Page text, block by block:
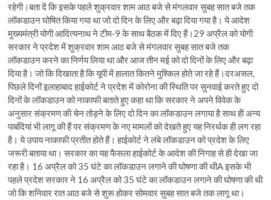
रहेगी।बता दें कि इसके पहले शुक्रवार शाम आठ बजे से मंगलवार सुबह सात बजे तक
लॉकडाउन घोषित किया गया था जो दो दिन के लिए और बढ़ा दिया गया है। ये आदेश
मुख्यमंत्री योगी आदित्यनाथ ने टीम-9 के साथ बैठक में दिए हैं।29 अप्रैल को योगी
सरकार ने प्रदेश में शुक्रवार शाम आठ बजे से मंगलवार सुबह सात बजे तक
लॉकडाउन करने का निर्णय लिया था और आज तीन मई को दो दिनों के लिए और बढ़ा
दिया है। जो कि दिखाता है कि यूपी में हालात कितने मुश्किल होते जा रहे हैं।दरअसल,
पिछले दिनों इलाहाबाद हाईकोर्ट ने प्रदेश में कोरोना की स्थिति पर सुनवाई करते हुए दो
दिनों के लॉकडाउन को नाकाफी बताते हुए कहा था कि सरकार ने अपने विवेक के
अनुसार संक्रमण की चेन तोड़ने के लिए दो दिन का लॉकडाउन लगाया है साथ ही अन्य
पाबंदियां भी लागू की हैं पर संक्रमण के नए मामलों को देखते हुए यह निरर्थक ही लग रहा
है। ये उपाय नाकाफी प्रतीत होते हैं। हाईकोर्ट ने लंबे लॉकडाउन को प्रदेश के लिए
जरूरी बताया था। सरकार का यह फैसला हाईकोर्ट के आदेश की निगाह से ही देखा जा
रहा है। 16 अप्रैल को 35 घंटे का लॉकडाउन लगाने की घोषणा की थीA इसके भी
पहले प्रदेश सरकार ने 16 अप्रैल को 35 घंटे का लॉकडाउन लगाने की घोषणा की थी
जो कि शनिवार रात आठ बजे से शुरू होकर सोमवार सुबह सात बजे तक लागू था।